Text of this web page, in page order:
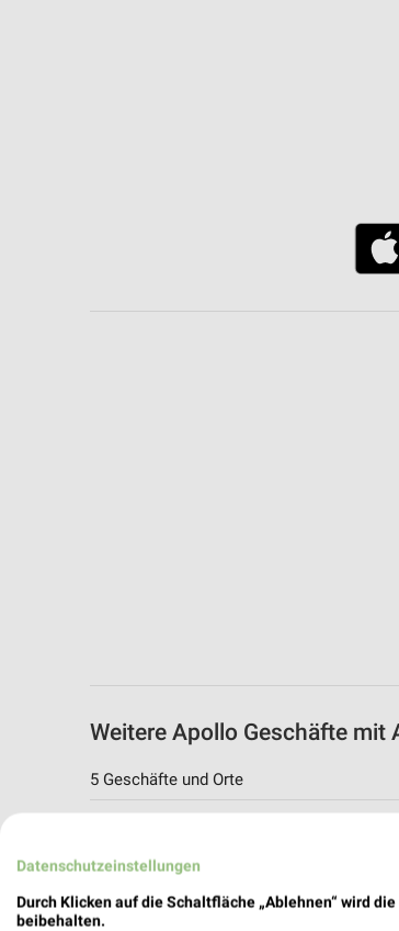
Weitere Apollo Geschäfte mit
5 Geschäfte und Orte
Ronnenberg, Deutschland
253,97 km
Datenschutzeinstellungen
Durch Klicken auf die Schaltfläche „Ablehnen“ wird
beibehalten.